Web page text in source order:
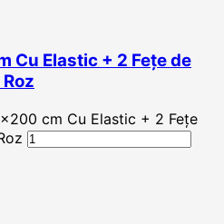
Cu Elastic + 2 Fețe de
cm Cu Elastic + 2 Fețe